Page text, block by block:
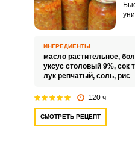
ИНГРЕДИЕНТЫ
масло растительное,
уксус столовый 9%, сок
лук репчатый, соль, рис
120 ч
СМОТРЕТЬ РЕЦЕПТ